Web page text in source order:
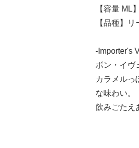
【容量 ML
【品種】
-Importer's
ボン・イヴ
カラメルっ
な味わい。
飲みごたえ